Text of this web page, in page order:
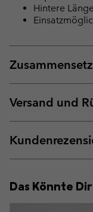
Hintere
Versand und
Das Könnte